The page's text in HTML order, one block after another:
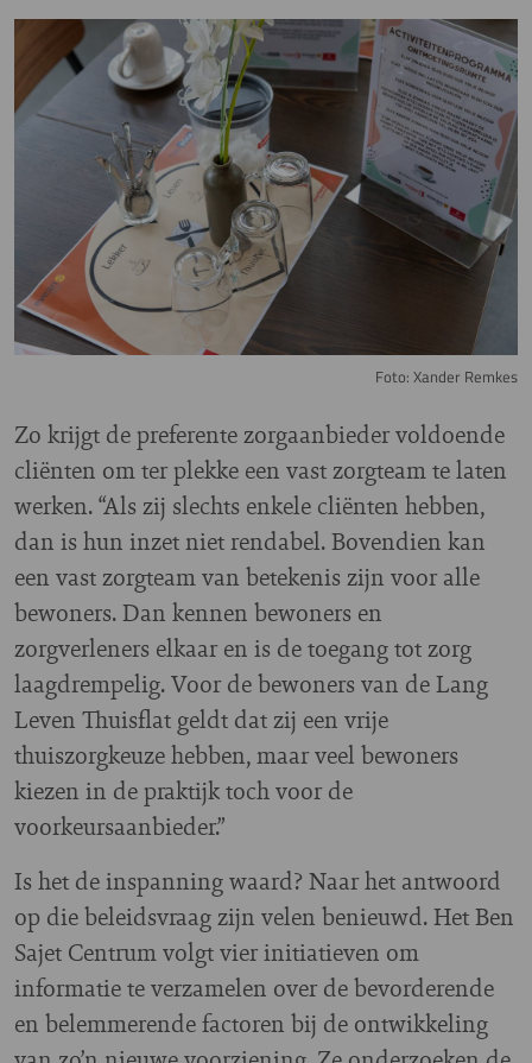
Foto: Xander Remkes
Zo krijgt de preferente zorgaanbieder voldoende
cliënten om ter plekke een vast zorgteam te laten
werken. “Als zij slechts enkele cliënten hebben,
dan is hun inzet niet rendabel. Bovendien kan
een vast zorgteam van betekenis zijn voor alle
bewoners. Dan kennen bewoners en
zorgverleners elkaar en is de toegang tot zorg
laagdrempelig. Voor de bewoners van de Lang
Leven Thuisflat geldt dat zij een vrije
thuiszorgkeuze hebben, maar veel bewoners
kiezen in de praktijk toch voor de
voorkeursaanbieder.”
Is het de inspanning waard? Naar het antwoord
op die beleidsvraag zijn velen benieuwd. Het Ben
Sajet Centrum volgt vier initiatieven om
informatie te verzamelen over de bevorderende
en belemmerende factoren bij de ontwikkeling